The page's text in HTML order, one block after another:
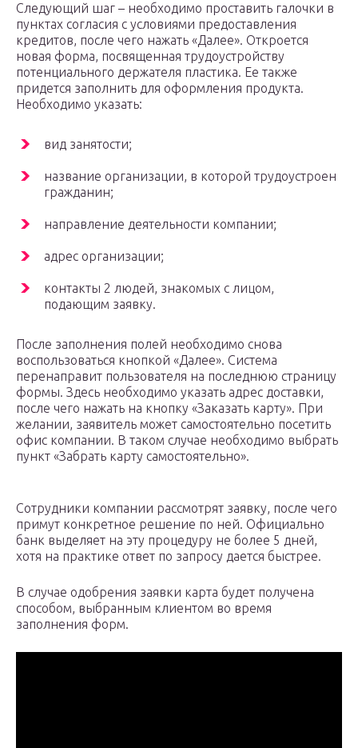
Следующий шаг – необходимо проставить галочки в
пунктах согласия с условиями предоставления
кредитов, после чего нажать «Далее». Откроется
новая форма, посвященная трудоустройству
потенциального держателя пластика. Ее также
придется заполнить для оформления продукта.
Необходимо указать:
вид занятости;
название организации, в которой трудоустроен
гражданин;
направление деятельности компании;
адрес организации;
контакты 2 людей, знакомых с лицом,
подающим заявку.
После заполнения полей необходимо снова
воспользоваться кнопкой «Далее». Система
перенаправит пользователя на последнюю страницу
формы. Здесь необходимо указать адрес доставки,
после чего нажать на кнопку «Заказать карту». При
желании, заявитель может самостоятельно посетить
офис компании. В таком случае необходимо выбрать
пункт «Забрать карту самостоятельно».
Сотрудники компании рассмотрят заявку, после чего
примут конкретное решение по ней. Официально
банк выделяет на эту процедуру не более 5 дней,
хотя на практике ответ по запросу дается быстрее.
В случае одобрения заявки карта будет получена
способом, выбранным клиентом во время
заполнения форм.